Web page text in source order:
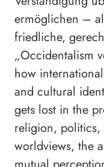
ermöglichen –
friedliche,
„Occidentalism
how
and cultural
gets lost in the
religion,
worldviews, the